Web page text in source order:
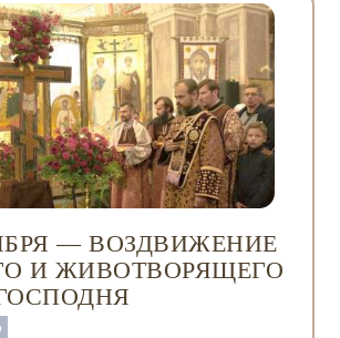
— ВОЗДВИЖЕНИЕ
И ЖИВОТВОРЯЩЕГО